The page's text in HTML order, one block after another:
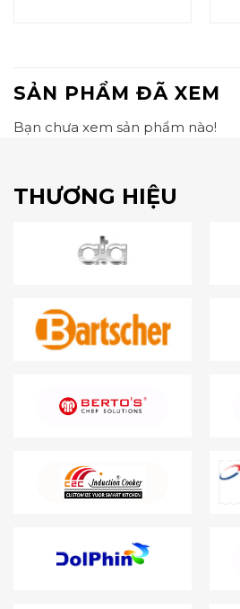
SẢN PHẨM ĐÃ XEM
Bạn chưa xem sản phẩm nào!
THƯƠNG HIỆU